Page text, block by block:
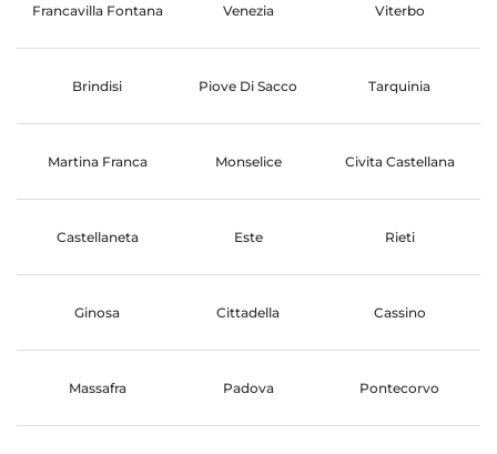
Francavilla Fontana Venezia Viterbo
Brindisi Piove Di Sacco Tarquinia
Martina Franca Monselice Civita Castellana
Castellaneta Este Rieti
Ginosa Cittadella Cassino
Massafra Padova Pontecorvo